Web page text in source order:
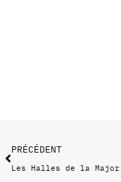
PRÉCÉDENT
Les Halles de la Major